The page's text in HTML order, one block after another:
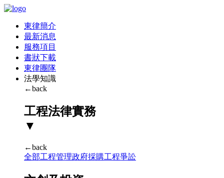
東律簡介
最新消息
服務項目
書狀下載
東律團隊
法學知識
←back
工程法律實務
▼
←back
全部工程管理政府採購工程爭訟